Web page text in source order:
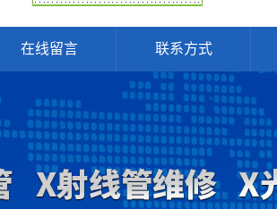
在线留言 联系方式